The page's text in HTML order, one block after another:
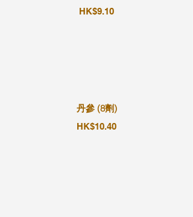
HK$9.10
丹參 (8劑)
HK$10.40